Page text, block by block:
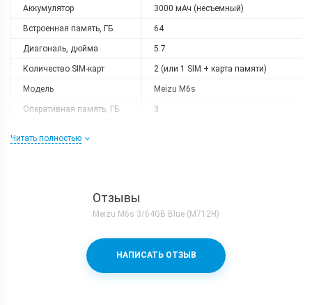
Аккумулятор 3000 мАч (несъемный)
Встроенная память, ГБ 64
Диагональ, дюйма 5.7
Количество SIM-карт 2 (или 1 SIM + карта памяти)
Модель Meizu M6s
Оперативная память, ГБ 3
6
4x2.0 + 4x1.6
Читать полностью
Отзывы
Meizu M6s 3/64GB Blue (M712H)
НАПИСАТЬ ОТЗЫВ